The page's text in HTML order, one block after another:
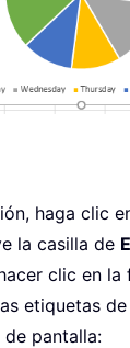
haga clic
la casilla de
clic en la
etiquetas
de pantalla: